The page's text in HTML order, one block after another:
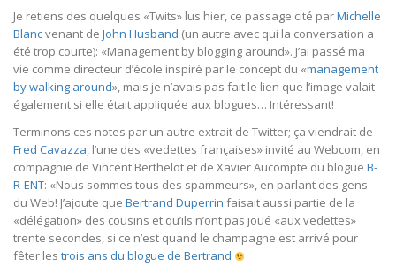
Je retiens des quelques «Twits» lus hier, ce passage cité parMichelle
Blancvenant de John Husband (un autre avec qui la conversation a
été trop courte): «Management by blogging around». J’ai passé ma
vie comme directeur d’école inspiré par le concept du «management
by walking around», mais je n’avais pas fait le lien que l’image valait
également si elle était appliquée aux blogues… Intéressant!
Terminons ces notes par un autre extrait de Twitter; ça viendrait de
Fred Cavazza, l’une des «vedettes françaises» invité au Webcom, en
compagnie de Vincent Berthelot et de Xavier Aucompte du blogue B-
R-ENT: «Nous sommes tous des spammeurs», en parlant des gens
du Web! J’ajoute que Bertrand Duperrin faisait aussi partie de la
«délégation» des cousins et qu’ils n’ont pas joué «aux vedettes»
trente secondes, si ce n’est quand le champagne est arrivé pour
fêter les trois ans du blogue de Bertrand